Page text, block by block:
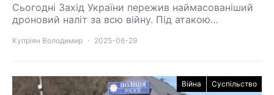
Сьогодні Захід України пережив наймасованіший
дроновий наліт за всю війну. Під атакою…
Купріян Володимир 2025-06-29
Війна Суспільство